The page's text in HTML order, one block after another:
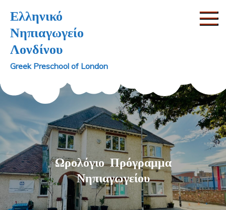
content
Ελληνικό
Νηπιαγωγείο
Λονδίνου
Greek Preschool of London
Ωρολόγιο Πρόγραμμα
Νηπιαγωγείου